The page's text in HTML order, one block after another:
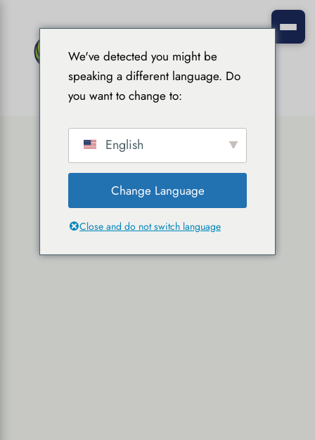
We've detected you might be
speaking a different language. Do
you want to change to:
English
Change Language
Close and do not switch language